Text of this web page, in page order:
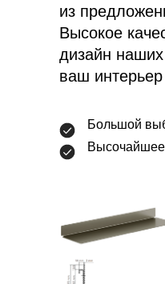
из
Высокое
дизайн
ваш
Большой
Высочайшее